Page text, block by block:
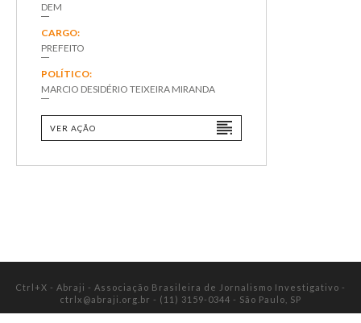
DEM
CARGO:
PREFEITO
POLÍTICO:
MARCIO DESIDÉRIO TEIXEIRA MIRANDA
VER AÇÃO
Ctrl+X - Abraji - Associação Brasileira de Jornalismo Investigativo -
ctrlx@abraji.org.br - (11) 3159-0344 - São Paulo, SP